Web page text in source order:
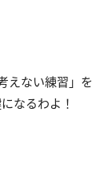
ない練習」を
なるわよ！